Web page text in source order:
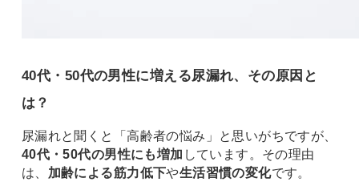
40代・50代の男性に増える尿漏れ、その原因と
は？
尿漏れと聞くと「高齢者の悩み」と思いがちですが、
40代・50代の男性にも増加 しています。その理由
は、 加齢による筋力低下や生活習慣の変化です。